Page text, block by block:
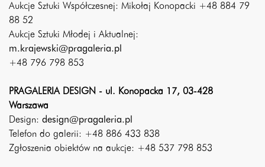
Aukcje Sztuki Współczesnej: Mikołaj Konopacki +48 884 79
88 52
Aukcje Sztuki Młodej i Aktualnej:
m.krajewski@pragaleria.pl
+48 796 798 853
PRAGALERIA DESIGN - ul. Konopacka 17, 03-428
Warszawa
Design: design@pragaleria.pl
Telefon do galerii: +48 886 433 838
Zgłoszenia obiektów na aukcje: +48 537 798 853